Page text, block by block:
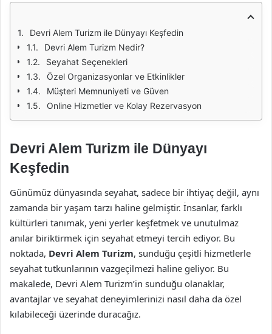
Devri Alem Turizm ile Dünyayı Keşfedin
Devri Alem Turizm Nedir?
Seyahat Seçenekleri
Özel Organizasyonlar ve Etkinlikler
Müşteri Memnuniyeti ve Güven
Online Hizmetler ve Kolay Rezervasyon
Devri Alem Turizm ile Dünyayı
Keşfedin
Günümüz dünyasında seyahat, sadece bir ihtiyaç değil, aynı
zamanda bir yaşam tarzı haline gelmiştir. İnsanlar, farklı
kültürleri tanımak, yeni yerler keşfetmek ve unutulmaz
anılar biriktirmek için seyahat etmeyi tercih ediyor. Bu
noktada, Devri Alem Turizm, sunduğu çeşitli hizmetlerle
seyahat tutkunlarının vazgeçilmezi haline geliyor. Bu
makalede, Devri Alem Turizm’in sunduğu olanaklar,
avantajlar ve seyahat deneyimlerinizi nasıl daha da özel
kılabileceği üzerinde duracağız.